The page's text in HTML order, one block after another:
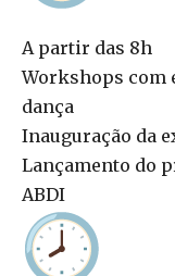
A partir das 8h
Workshops com
dança
Inauguração da
Lançamento do
ABDI